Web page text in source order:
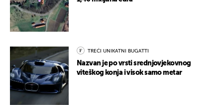
TREĆI UNIKATNI BUGATTI
Nazvan je po vrsti srednjovjekovnog
viteškog konja i visok samo metar